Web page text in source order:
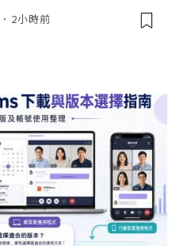
2小時前